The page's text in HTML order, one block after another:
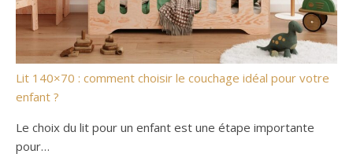
Lit 140×70 : comment choisir le couchage idéal pour votre
enfant ?
Le choix du lit pour un enfant est une étape importante
pour…